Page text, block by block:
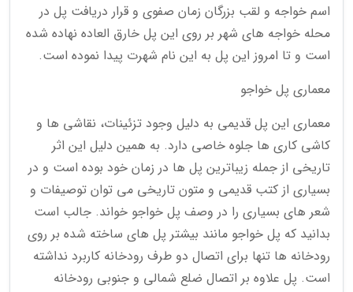
اسم خواجه و لقب بزرگان زمان صفوی و قرار دریافت پل در
محله خواجه های شهر بر روی این پل خارق العاده نهاده شده
است و تا امروز این پل به این نام شهرت پیدا نموده است.
معماری پل خواجو
معماری این پل قدیمی به دلیل وجود تزئینات، نقاشی ها و
کاشی کاری ها جلوه خاصی دارد. به همین دلیل این اثر
تاریخی از جمله زیباترین پل ها در زمان خود بوده است و در
بسیاری از کتب قدیمی و متون تاریخی می توان توصیفات و
شعر های بسیاری را در وصف پل خواجو خواند. جالب است
بدانید که پل خواجو مانند بیشتر پل های ساخته شده بر روی
رودخانه ها تنها برای اتصال دو طرف رودخانه کاربرد نداشته
است. پل علاوه بر اتصال ضلع شمالی و جنوبی رودخانه